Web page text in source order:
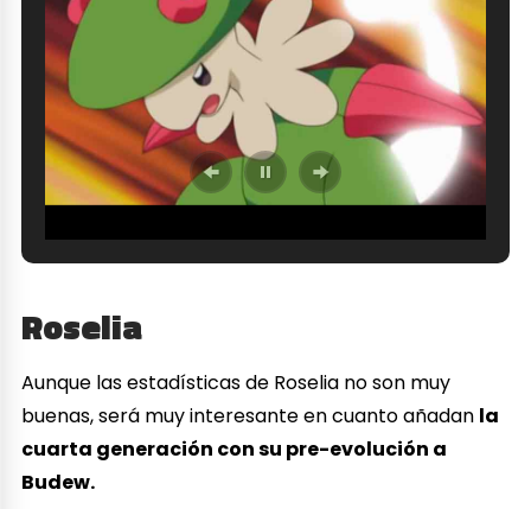
Roselia
Aunque las estadísticas de Roselia no son muy
buenas, será muy interesante en cuanto añadan la
cuarta generación con su pre-evolución a
Budew.